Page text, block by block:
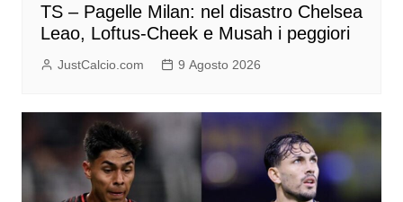
TS – Pagelle Milan: nel disastro Chelsea
Leao, Loftus-Cheek e Musah i peggiori
JustCalcio.com 9 Agosto 2026